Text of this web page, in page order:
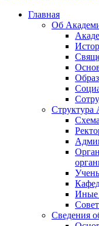
Главная
Об
Структура
Иные
Сведения